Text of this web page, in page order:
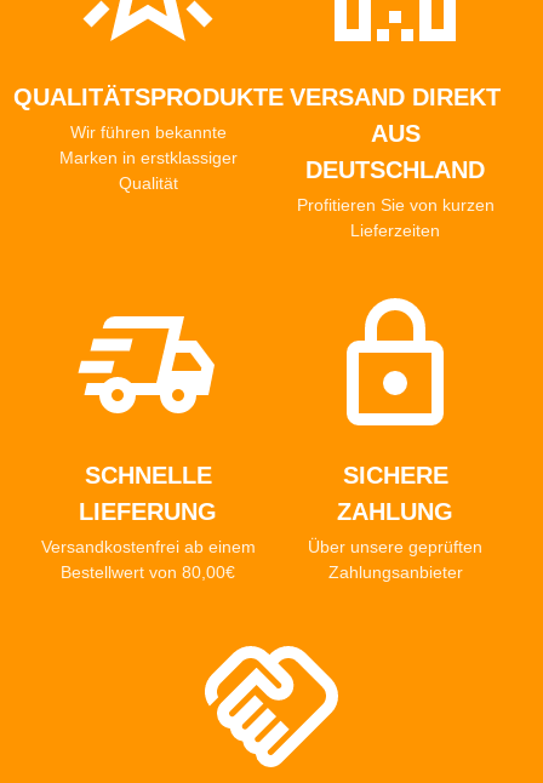
QUALITÄTSPRODUKTE
Wir führen bekannte
Marken in erstklassiger
Qualität
VERSAND DIREKT
AUS
DEUTSCHLAND
Profitieren Sie von kurzen
Lieferzeiten
SCHNELLE
LIEFERUNG
Versandkostenfrei ab einem
Bestellwert von 80,00€
SICHERE
ZAHLUNG
Über unsere geprüften
Zahlungsanbieter